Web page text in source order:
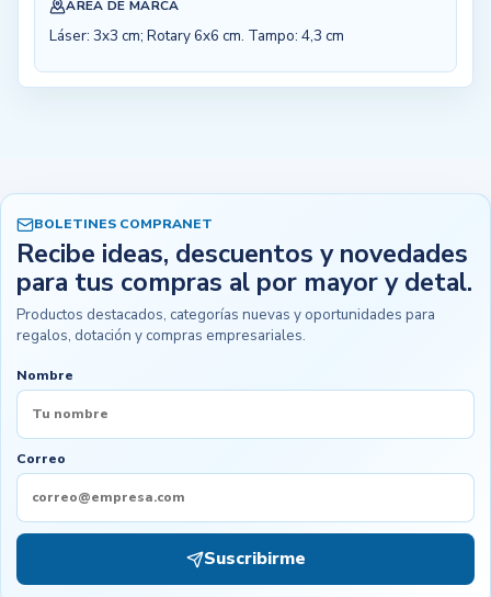
ÁREA DE MARCA
Láser: 3x3 cm; Rotary 6x6 cm. Tampo: 4,3 cm
BOLETINES COMPRANET
Recibe ideas, descuentos y novedades
para tus compras al por mayor y detal.
Productos destacados, categorías nuevas y oportunidades para
regalos, dotación y compras empresariales.
Nombre
Correo
Suscribirme